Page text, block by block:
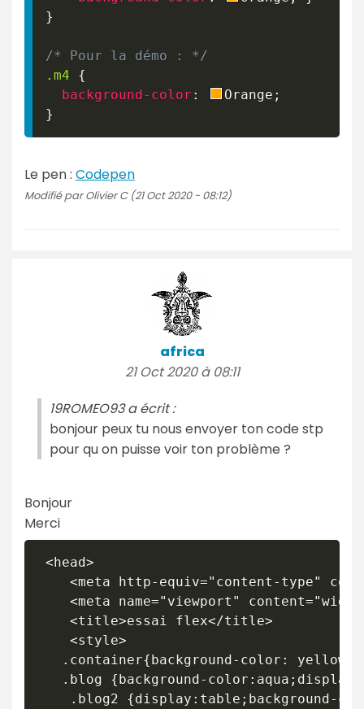
}
/* Pour la démo : */
.m4
{
background-color : Orange ;
}
Le pen : Codepen
Modifié par Olivier C (21 Oct 2020 - 08:12)
africa
21 Oct 2020 à 08:11
19ROMEO93 a écrit :
bonjour peux tu nous envoyer ton code stp
pour qu on puisse voir ton problème ?
Bonjour
Merci
<head>
<meta http-equiv="content-type"
<meta name="viewport"
    <title>essai flex</title>
    <style>
.container{background-color:
.blog {background-
.blog2 {display:table;background-